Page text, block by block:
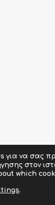
All
Developed by
για να σας
στον
which
.